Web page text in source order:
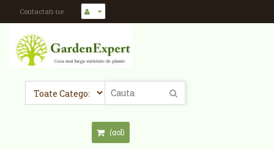
Contactati-ne
(gol)